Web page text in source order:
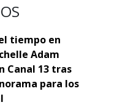
tiempo en
Adam
Canal 13 tras
para los